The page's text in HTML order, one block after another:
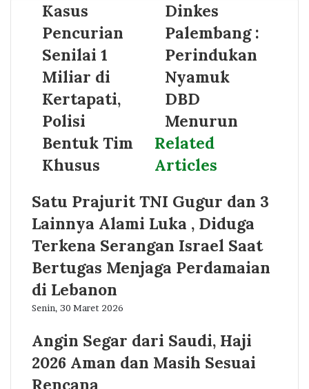
Kasus
Pencurian
Senilai 1
Miliar di
Kertapati,
Polisi
Bentuk Tim
Khusus
Dinkes
Palembang :
Perindukan
Nyamuk
DBD
Menurun
Related
Articles
Satu Prajurit TNI Gugur dan 3
Lainnya Alami Luka , Diduga
Terkena Serangan Israel Saat
Bertugas Menjaga Perdamaian
di Lebanon
Senin, 30 Maret 2026
Angin Segar dari Saudi, Haji
2026 Aman dan Masih Sesuai
Rencana